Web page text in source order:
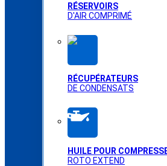
RÉSERVOIRS
D'AIR COMPRIMÉ
RÉCUPÉRATEURS
DE CONDENSATS
HUILE POUR
ROTO EXTEND